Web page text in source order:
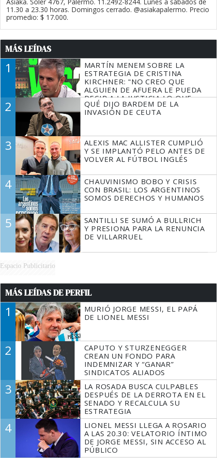
11.30 a 23.30 horas. Domingos cerrado. @asiakapalermo. Precio
promedio: $ 17.000.
MÁS LEÍDAS
1
MARTÍN MENEM SOBRE LA
ESTRATEGIA DE CRISTINA
KIRCHNER: "NO CREO QUE
ALGUIEN DE AFUERA LE PUEDA
DECIR A LA JUSTICIA LO QUE
TIENE QUE HACER"
2
QUÉ DIJO BARDEM DE LA
INVASIÓN DE CEUTA
3
ALEXIS MAC ALLISTER CUMPLIÓ
Y SE IMPLANTÓ PELO ANTES DE
VOLVER AL FÚTBOL INGLÉS
4
CHAUVINISMO BOBO Y CRISIS
CON BRASIL: LOS ARGENTINOS
SOMOS DERECHOS Y HUMANOS
5
SANTILLI SE SUMÓ A BULLRICH
Y PRESIONA PARA LA RENUNCIA
DE VILLARRUEL
Espacio Publicitario
MÁS LEÍDAS DE PERFIL
1
MURIÓ JORGE MESSI, EL PAPÁ
DE LIONEL MESSI
2
CAPUTO Y STURZENEGGER
CREAN UN FONDO PARA
INDEMNIZAR Y “GANAR”
SINDICATOS ALIADOS
3
LA ROSADA BUSCA CULPABLES
DESPUÉS DE LA DERROTA EN EL
SENADO Y RECALCULA SU
ESTRATEGIA
4
LIONEL MESSI LLEGA A ROSARIO
A LAS 20.30: VELATORIO ÍNTIMO
DE JORGE MESSI, SIN ACCESO AL
PÚBLICO